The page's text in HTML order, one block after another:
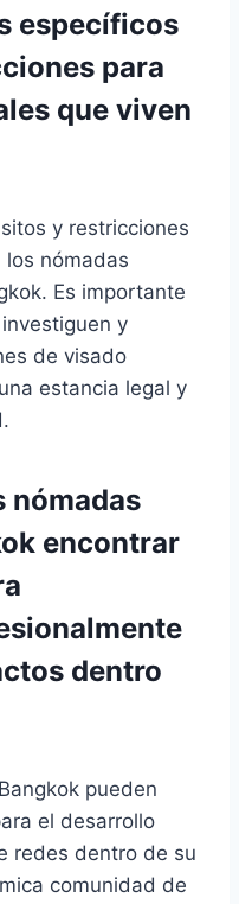
específicos
para
que viven
y restricciones
nómadas
Es importante
y
de visado
estancia legal y
nómadas
encontrar
dentro
pueden
el desarrollo
redes dentro de su
comunidad de